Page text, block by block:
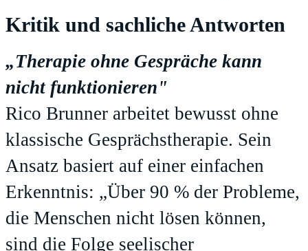
Kritik und sachliche Antworten
„Therapie ohne Gespräche kann
nicht funktionieren"
Rico Brunner arbeitet bewusst ohne
klassische Gesprächstherapie. Sein
Ansatz basiert auf einer einfachen
Erkenntnis: „Über 90 % der Probleme,
die Menschen nicht lösen können,
sind die Folge seelischer